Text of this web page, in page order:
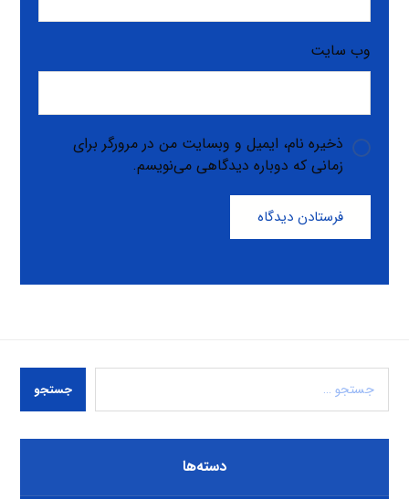
وب‌ سایت
ذخیره نام، ایمیل و وبسایت من در مرورگر برای
زمانی که دوباره دیدگاهی می‌نویسم.
فرستادن دیدگاه
جستجو
دسته‌ها